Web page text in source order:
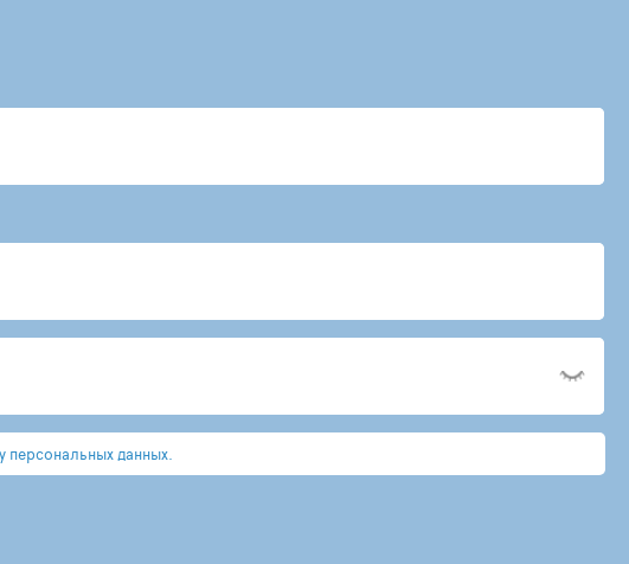
данных.